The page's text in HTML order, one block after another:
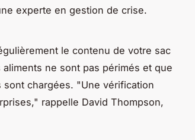
experte en gestion de crise.
le contenu de votre sac
ne sont pas périmés et que
sont chargées. "Une vérification
rappelle David Thompson,